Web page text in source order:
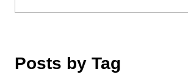
Posts by Tag